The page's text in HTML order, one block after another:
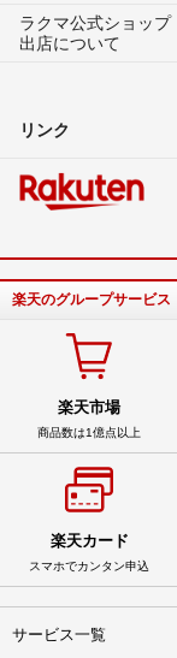
ラクマ公式ショップ
出店について
リンク
楽天のグループサービス
楽天市場
商品数は1億点以上
楽天カード
スマホでカンタン申込
サービス一覧